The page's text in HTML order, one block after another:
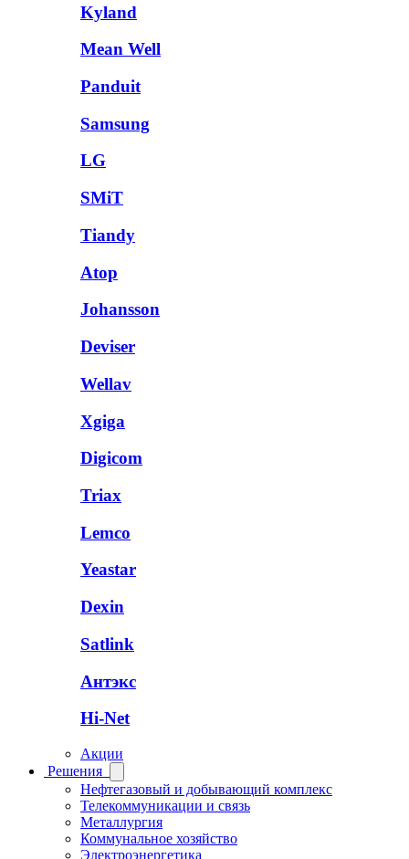
Kyland
Mean Well
Panduit
Samsung
LG
SMiT
Tiandy
Atop
Johansson
Deviser
Wellav
Xgiga
Digicom
Triax
Lemco
Yeastar
Dexin
Satlink
Антэкс
Hi-Net
Акции
Решения
Нефтегазовый и добывающий комплекс
Телекоммуникации и связь
Металлургия
Коммунальное хозяйство
Электроэнергетика